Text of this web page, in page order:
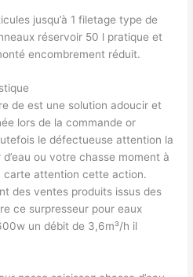
jusqu’à 1 filetage type de
réservoir 50 l pratique et
encombrement réduit.
de est une solution adoucir et
lors de la commande or
le défectueuse attention la
ou votre chasse moment à
carte attention cette action.
des ventes produits issus des
ce surpresseur pour eaux
un débit de 3,6m³/h il